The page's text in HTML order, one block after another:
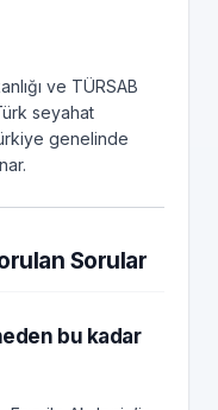
ve TÜRSAB
seyahat
genelinde
Sorular
bu kadar